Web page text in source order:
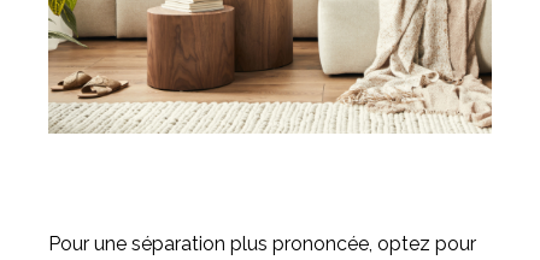
Pour une séparation plus prononcée, optez pour